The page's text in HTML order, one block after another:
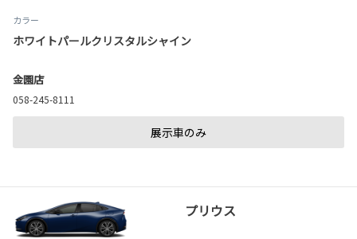
カラー
ホワイトパールクリスタルシャイン
金園店
058-245-8111
展示車のみ
プリウス